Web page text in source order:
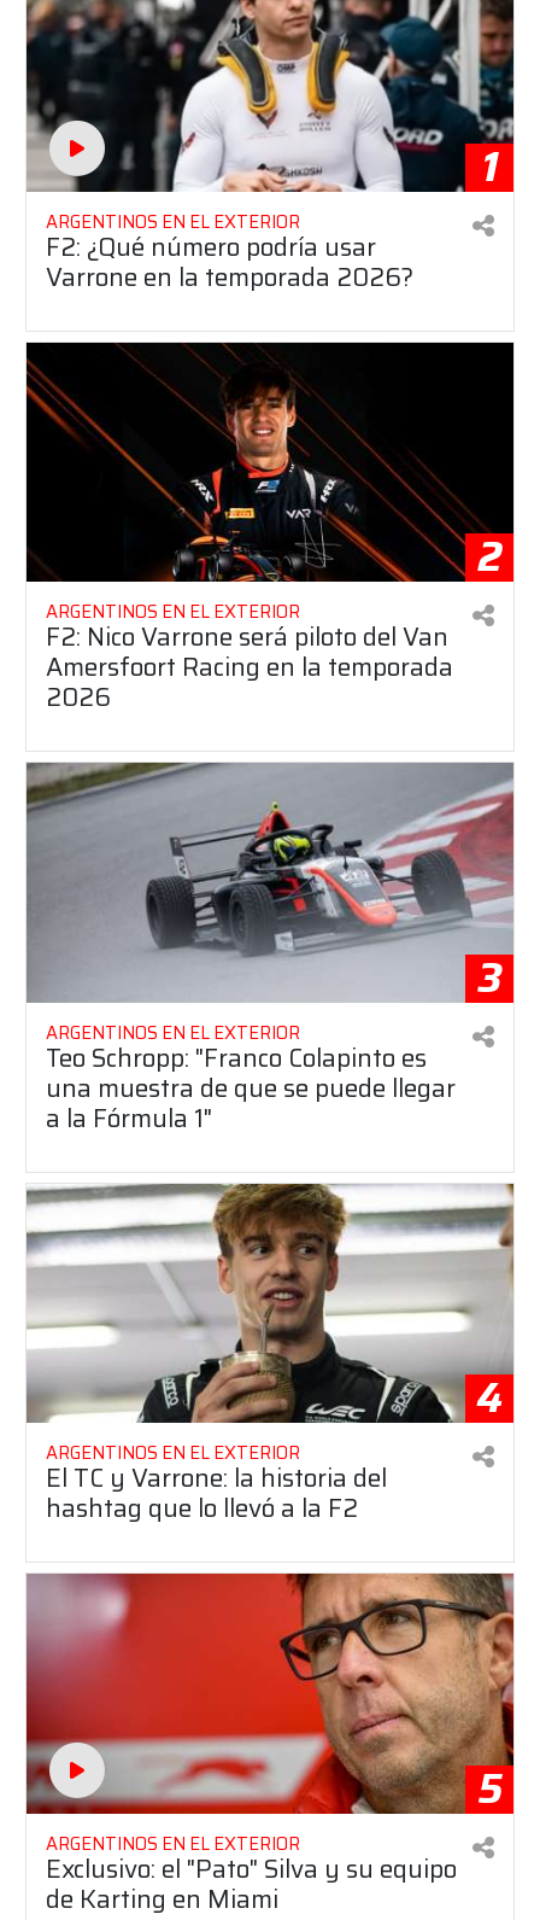
1
ARGENTINOS EN EL EXTERIOR
F2: ¿Qué número podría usar
Varrone en la temporada 2026?
2
ARGENTINOS EN EL EXTERIOR
F2: Nico Varrone será piloto del Van
Amersfoort Racing en la temporada
2026
3
ARGENTINOS EN EL EXTERIOR
Teo Schropp: "Franco Colapinto es
una muestra de que se puede llegar
a la Fórmula 1"
4
ARGENTINOS EN EL EXTERIOR
El TC y Varrone: la historia del
hashtag que lo llevó a la F2
5
ARGENTINOS EN EL EXTERIOR
Exclusivo: el "Pato" Silva y su equipo
de Karting en Miami